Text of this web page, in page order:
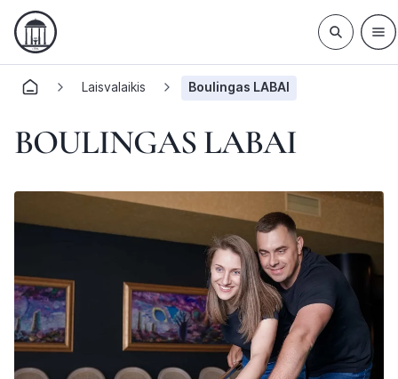
Laisvalaikis Boulingas LABAI
BOULINGAS LABAI